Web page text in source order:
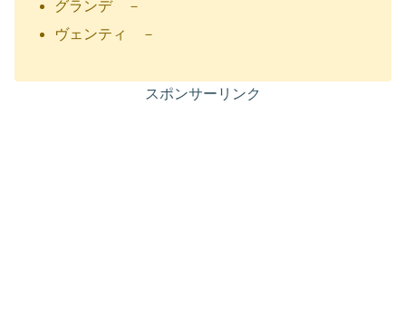
グランデ －
ヴェンティ －
スポンサーリンク